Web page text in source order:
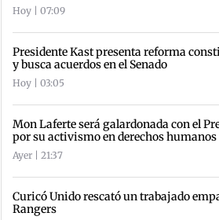
Hoy | 07:09
Presidente Kast presenta reforma
y busca acuerdos en el Senado
Hoy | 03:05
Mon Laferte será galardonada con el
por su activismo en derechos humanos
Ayer | 21:37
Curicó Unido rescató un trabajado
Rangers